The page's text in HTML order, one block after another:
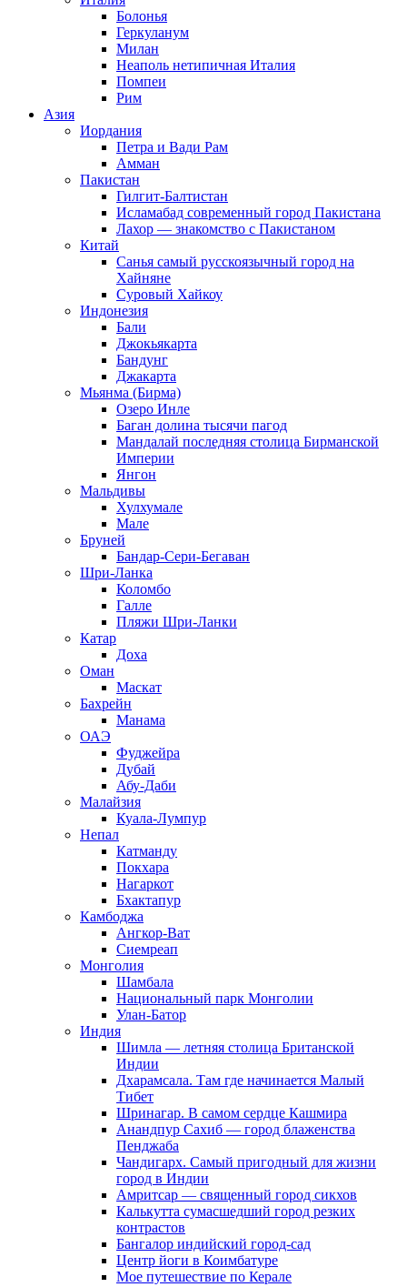
Болонья
Геркуланум
Милан
Неаполь нетипичная Италия
Помпеи
Рим
Азия
Иордания
Петра и Вади Рам
Амман
Пакистан
Гилгит-Балтистан
Исламабад современный город Пакистана
Лахор — знакомство с Пакистаном
Китай
Санья самый русскоязычный город на
Хайняне
Суровый Хайкоу
Индонезия
Бали
Джокьякарта
Бандунг
Джакарта
Мьянма (Бирма)
Озеро Инле
Баган долина тысячи пагод
Мандалай последняя столица Бирманской
Империи
Янгон
Мальдивы
Хулхумале
Мале
Бруней
Бандар-Сери-Бегаван
Шри-Ланка
Коломбо
Галле
Пляжи Шри-Ланки
Катар
Доха
Оман
Маскат
Бахрейн
Манама
ОАЭ
Фуджейра
Дубай
Абу-Даби
Малайзия
Куала-Лумпур
Непал
Катманду
Покхара
Нагаркот
Бхактапур
Камбоджа
Ангкор-Ват
Сиемреап
Монголия
Шамбала
Национальный парк Монголии
Улан-Батор
Индия
Шимла — летняя столица Британской
Индии
Дхарамсала. Там где начинается Малый
Тибет
Шринагар. В самом сердце Кашмира
Анандпур Сахиб — город блаженства
Пенджаба
Чандигарх. Самый пригодный для жизни
город в Индии
Амритсар — священный город сикхов
Калькутта сумасшедший город резких
контрастов
Бангалор индийский город-сад
Центр йоги в Коимбатуре
Мое путешествие по Керале